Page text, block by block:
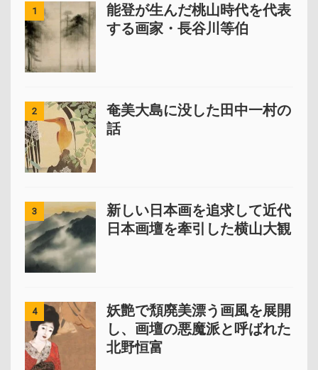
1
能登が生んだ桃山時代を代表
する画家・長谷川等伯
2
奄美大島に没した田中一村の
話
3
新しい日本画を追求して近代
日本画壇を牽引した横山大観
4
妖艶で頽廃美漂う画風を展開
し、画壇の悪魔派と呼ばれた
北野恒富